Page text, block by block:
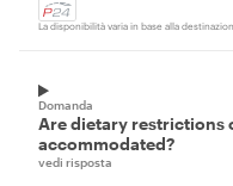
La disponibilità varia in base alla
Domanda
Are dietary restrictions
accommodated?
vedi risposta